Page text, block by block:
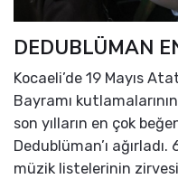
DEDUBLÜMAN
Kocaeli’de 19 Mayıs
Bayramı
son yılların en çok
Dedublüman’ı
müzik listelerinin